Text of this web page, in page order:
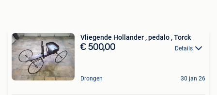
Vliegende Hollander , pedalo , Torck
€ 500,00 Details
Drongen 30 jan 26